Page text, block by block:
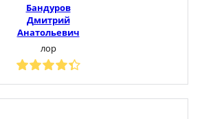
Бандуров
Дмитрий
Анатольевич
лор